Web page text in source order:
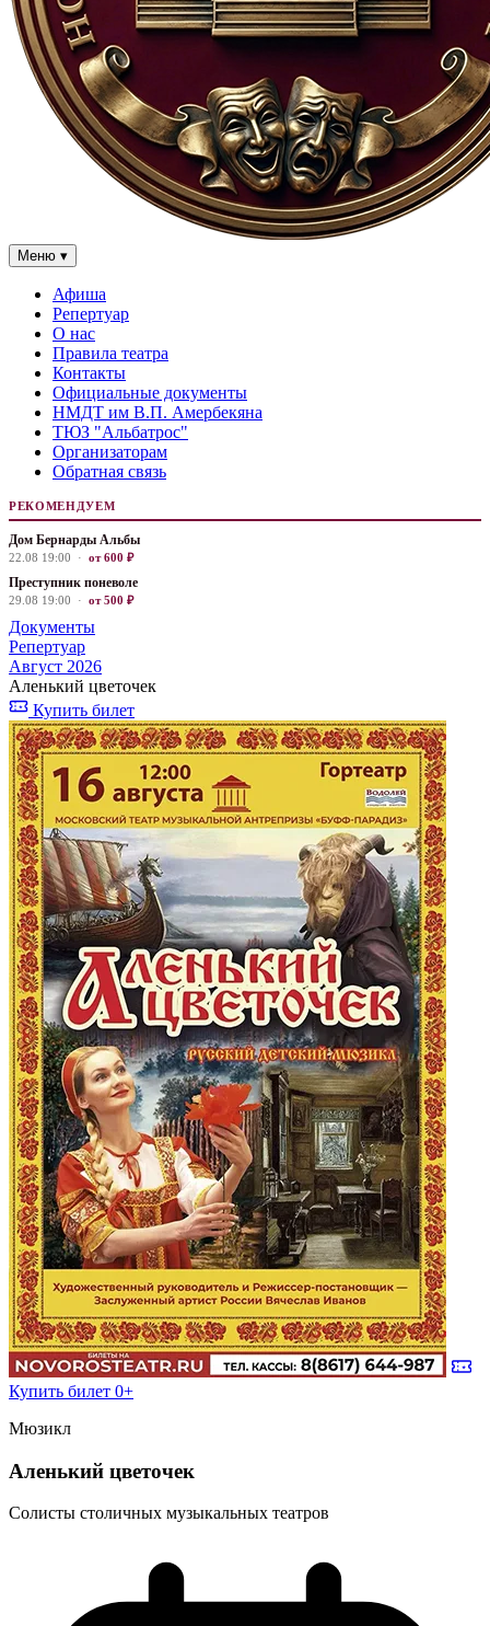
Меню ▾
Афиша
Репертуар
О нас
Правила театра
Контакты
Официальные документы
НМДТ им В.П. Амербекяна
ТЮЗ "Альбатрос"
Организаторам
Обратная связь
РЕКОМЕНДУЕМ
Дом Бернарды Альбы
22.08 19:00 · от 600 ₽
Преступник поневоле
29.08 19:00 · от 500 ₽
Документы
Репертуар
Август 2026
Аленький цветочек
Купить билет
Купить билет 0+
Мюзикл
Аленький цветочек
Солисты столичных музыкальных театров